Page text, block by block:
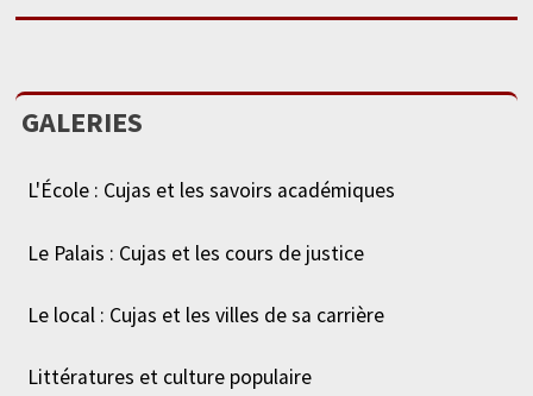
GALERIES
L'École : Cujas et les savoirs académiques
Le Palais : Cujas et les cours de justice
Le local : Cujas et les villes de sa carrière
Littératures et culture populaire